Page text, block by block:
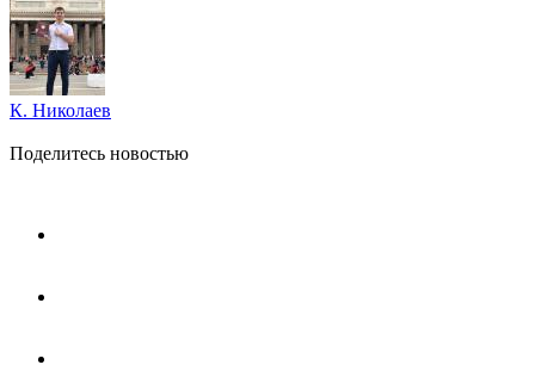
К. Николаев
Поделитесь новостью